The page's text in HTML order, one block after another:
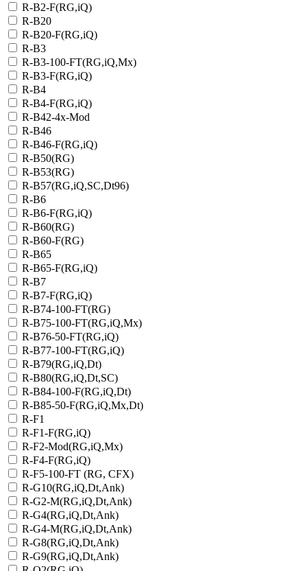
R-B2-F(RG,iQ)
R-B20
R-B20-F(RG,iQ)
R-B3
R-B3-100-FT(RG,iQ,Mx)
R-B3-F(RG,iQ)
R-B4
R-B4-F(RG,iQ)
R-B42-4x-Mod
R-B46
R-B46-F(RG,iQ)
R-B50(RG)
R-B53(RG)
R-B57(RG,iQ,SC,Dt96)
R-B6
R-B6-F(RG,iQ)
R-B60(RG)
R-B60-F(RG)
R-B65
R-B65-F(RG,iQ)
R-B7
R-B7-F(RG,iQ)
R-B74-100-FT(RG)
R-B75-100-FT(RG,iQ,Mx)
R-B76-50-FT(RG,iQ)
R-B77-100-FT(RG,iQ)
R-B79(RG,iQ,Dt)
R-B80(RG,iQ,Dt,SC)
R-B84-100-F(RG,iQ,Dt)
R-B85-50-F(RG,iQ,Mx,Dt)
R-F1
R-F1-F(RG,iQ)
R-F2-Mod(RG,iQ,Mx)
R-F4-F(RG,iQ)
R-F5-100-FT (RG, CFX)
R-G10(RG,iQ,Dt,Ank)
R-G2-M(RG,iQ,Dt,Ank)
R-G4(RG,iQ,Dt,Ank)
R-G4-M(RG,iQ,Dt,Ank)
R-G8(RG,iQ,Dt,Ank)
R-G9(RG,iQ,Dt,Ank)